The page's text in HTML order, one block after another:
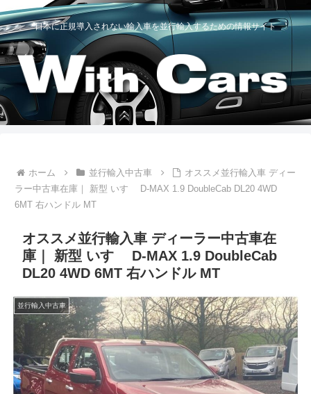
日本に正規導入されない輸入車を並行輸入するための情報サイト
ホーム 並行輸入中古車
オススメ並行輸入車 ディー
ラー中古車在庫｜ 新型 いすゞ D-MAX 1.9 DoubleCab DL20 4WD
6MT 右ハンドル MT
オススメ並行輸入車 ディーラー中古車在
庫｜ 新型 いすゞ D-MAX 1.9 DoubleCab
DL20 4WD 6MT 右ハンドル MT
並行輸入中古車